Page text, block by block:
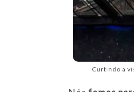
Curtindo a